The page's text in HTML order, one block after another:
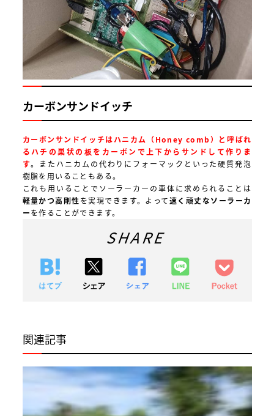
カーボンサンドイッチ
カーボンサンドイッチはハニカム（Honey comb）と呼ばれ
るハチの巣状の板をカーボンで上下からサンドして作りま
す。またハニカムの代わりにフォーマックといった硬質発泡
樹脂を用いることもある。
これも用いることでソーラーカーの車体に求められることは
軽量かつ高剛性を実現できます。よって速く頑丈なソーラーカ
ーを作ることができます。
SHARE
関連記事